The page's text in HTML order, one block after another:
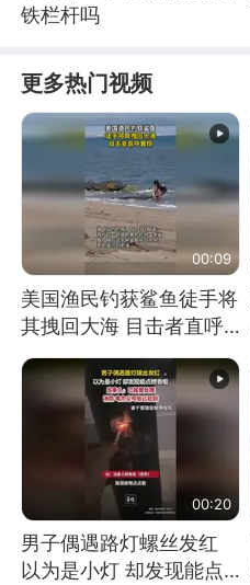
铁栏杆吗
更多热门视频
00:09
美国渔民钓获鲨鱼徒手将
其拽回大海 目击者直呼
震惊 （视频来源：参考
消息）
00:20
男子偶遇路灯螺丝发红
以为是小灯 却发现能点